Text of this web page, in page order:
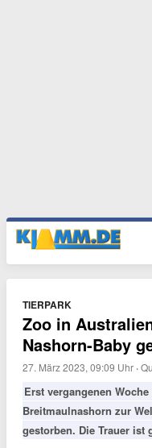
TIERPARK
Zoo in
Nashorn-Baby
27. März 2023, 09:09 Uhr ·
Erst vergangenen
Breitmaulnashorn zur
gestorben. Die Trauer ist